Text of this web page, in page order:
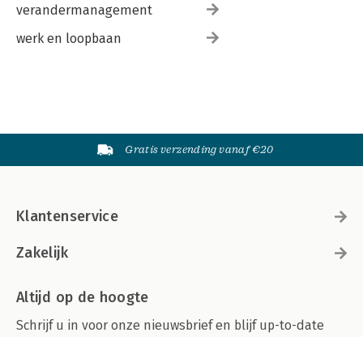
verandermanagement
werk en loopbaan
Gratis verzending vanaf €20
Klantenservice
Zakelijk
Altijd op de hoogte
Schrijf u in voor onze nieuwsbrief en blijf up-to-date